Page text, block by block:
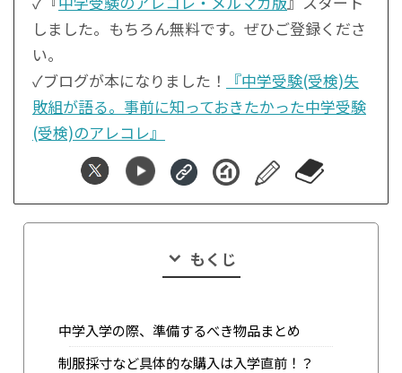
しました。もちろん無料です。ぜひご登録くださ
い。
✓ブログが本になりました！
『中学受験(受検)失
敗組が語る。事前に知っておきたかった中学受験
(受検)のアレコレ』
もくじ
中学入学の際、準備するべき物品まとめ
制服採寸など具体的な購入は入学直前！？